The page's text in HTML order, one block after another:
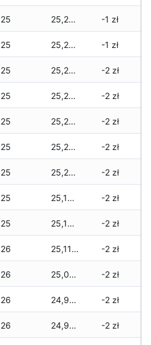
25 25,275 zł -1 zł
25 25,250 zł -1 zł
25 25,250 zł -2 zł
25 25,250 zł -2 zł
25 25,215 zł -2 zł
25 25,215 zł -2 zł
25 25,200 zł -2 zł
25 25,155 zł -2 zł
25 25,155 zł -2 zł
26 25,110 zł -2 zł
26 25,005 zł -2 zł
26 24,965 zł -2 zł
26 24,945 zł -2 zł